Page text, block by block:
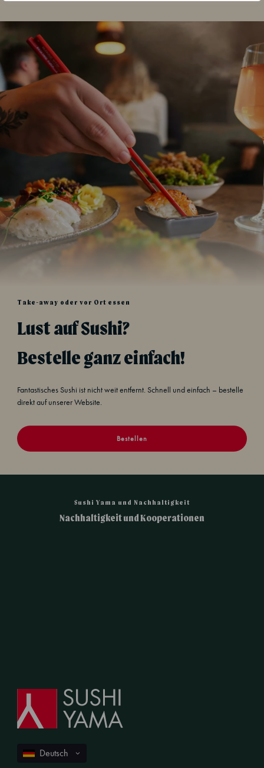
Take-away oder vor Ort essen
Lust auf Sushi?
Bestelle ganz einfach!
Fantastisches Sushi ist nicht weit entfernt. Schnell und einfach – bestelle
direkt auf unserer Website.
Bestellen
Sushi Yama und Nachhaltigkeit
Nachhaltigkeit und Kooperationen